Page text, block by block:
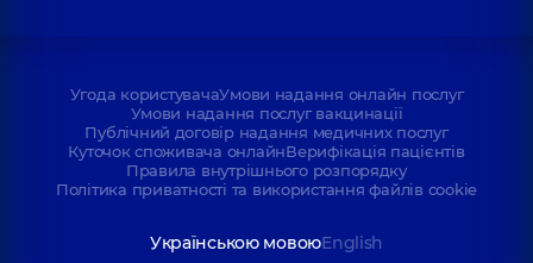
Угода користувачаУмови надання онлайн послуг
Умови надання послуг вакцинації
Публічний договір надання медичних послуг
Куточок споживача онлайнВерифікація пацієнтів
Правила внутрішнього розпорядку
Політика приватності та використання файлів cookie
Українською мовоюEnglish